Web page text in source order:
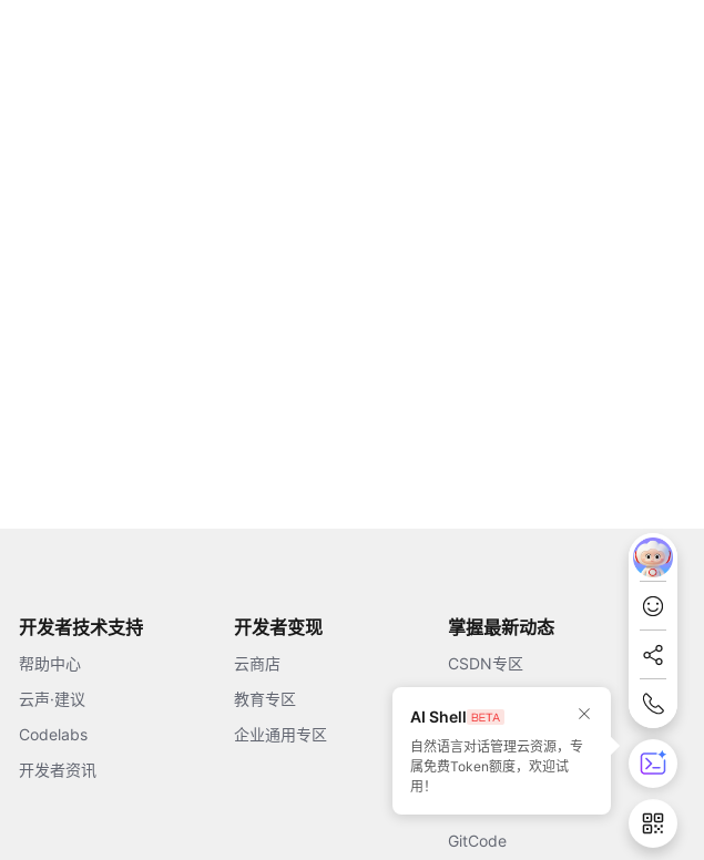
开发者技术支持
帮助中心
云声·建议
Codelabs
开发者资讯
开发者变现
云商店
教育专区
企业通用专区
掌握最新动态
CSDN专区
51CTO
GitCode
AI Shell
自然语言对话管理云资源，专
属免费Token额度，欢迎试
用！